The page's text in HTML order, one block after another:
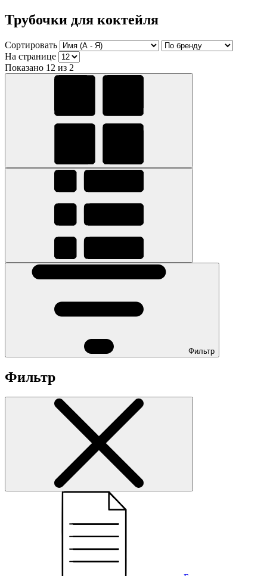
Трубочки для коктейля
Сортировать
На странице
Показано 12 из 2
Фильтр
Фильтр